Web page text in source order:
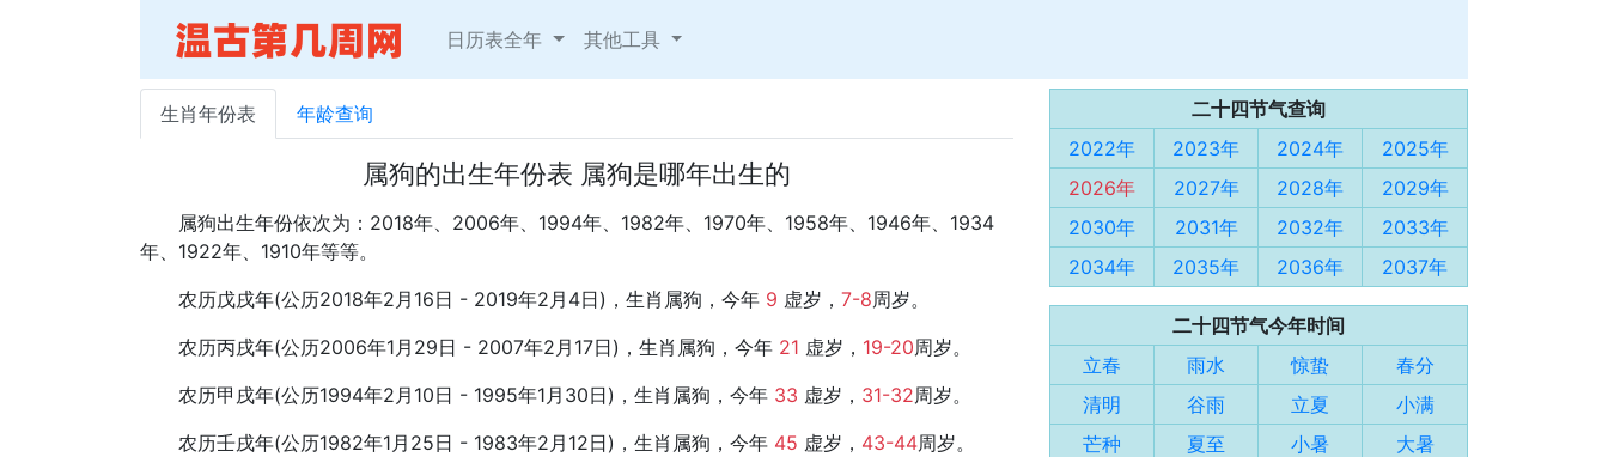
日历表全年 其他工具
生肖年份表 年龄查询
属狗的出生年份表 属狗是哪年出生的
属狗出生年份依次为：2018年、2006年、1994年、1982年、1970年、1958年、1946年、1934
年、1922年、1910年等等。
农历戊戌年(公历2018年2月16日 - 2019年2月4日)，生肖属狗，今年 9 虚岁， 7-8周岁。
农历丙戌年(公历2006年1月29日 - 2007年2月17日)，生肖属狗，今年 21 虚岁， 19-20周岁。
农历甲戌年(公历1994年2月10日 - 1995年1月30日)，生肖属狗，今年 33 虚岁， 31-32周岁。
农历壬戌年(公历1982年1月25日 - 1983年2月12日)，生肖属狗，今年 45 虚岁， 43-44周岁。
二十四节气查询
2022年
2023年 2024年
2025年
2026年
2027年 2028年
2029年
2030年
2031年 2032年
2033年
2034年
2035年 2036年 2037年
二十四节气今年时间
立春
雨水 惊蛰
春分
清明
谷雨 立夏
小满
芒种
夏至 小暑
大暑